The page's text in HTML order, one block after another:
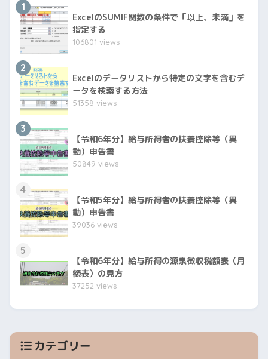
1
ExcelのSUMIF関数の条件で「以上、未満」を
指定する
106801 views
2
Excelのデータリストから特定の文字を含むデ
ータを検索する方法
51358 views
3
【令和6年分】給与所得者の扶養控除等（異
動）申告書
50849 views
4
【令和5年分】給与所得者の扶養控除等（異
動）申告書
39036 views
5
【令和6年分】給与所得の源泉徴収税額表（月
額表）の見方
37252 views
カテゴリー